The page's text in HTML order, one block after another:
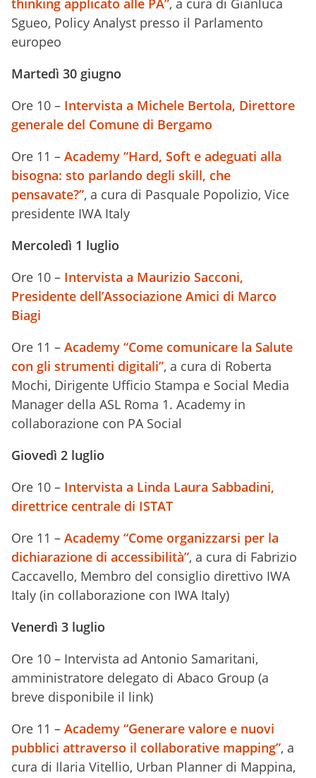
thinking applicato alle PA”, a cura di Gianluca
Sgueo, Policy Analyst presso il Parlamento
europeo
Martedì 30 giugno
Ore 10 – Intervista a Michele Bertola, Direttore
generale del Comune di Bergamo
Ore 11 – Academy “Hard, Soft e adeguati alla
bisogna: sto parlando degli skill, che
pensavate?”, a cura di Pasquale Popolizio, Vice
presidente IWA Italy
Mercoledì 1 luglio
Ore 10 – Intervista a Maurizio Sacconi,
Presidente dell’Associazione Amici di Marco
Biagi
Ore 11 – Academy “Come comunicare la Salute
con gli strumenti digitali”, a cura di Roberta
Mochi, Dirigente Ufficio Stampa e Social Media
Manager della ASL Roma 1. Academy in
collaborazione con PA Social
Giovedì 2 luglio
Ore 10 – Intervista a Linda Laura Sabbadini,
direttrice centrale di ISTAT
Ore 11 – Academy “Come organizzarsi per la
dichiarazione di accessibilità”, a cura di Fabrizio
Caccavello, Membro del consiglio direttivo IWA
Italy (in collaborazione con IWA Italy)
Venerdì 3 luglio
Ore 10 – Intervista ad Antonio Samaritani,
amministratore delegato di Abaco Group (a
breve disponibile il link)
Ore 11 – Academy “Generare valore e nuovi
pubblici attraverso il collaborative mapping”, a
cura di Ilaria Vitellio, Urban Planner di Mappina,